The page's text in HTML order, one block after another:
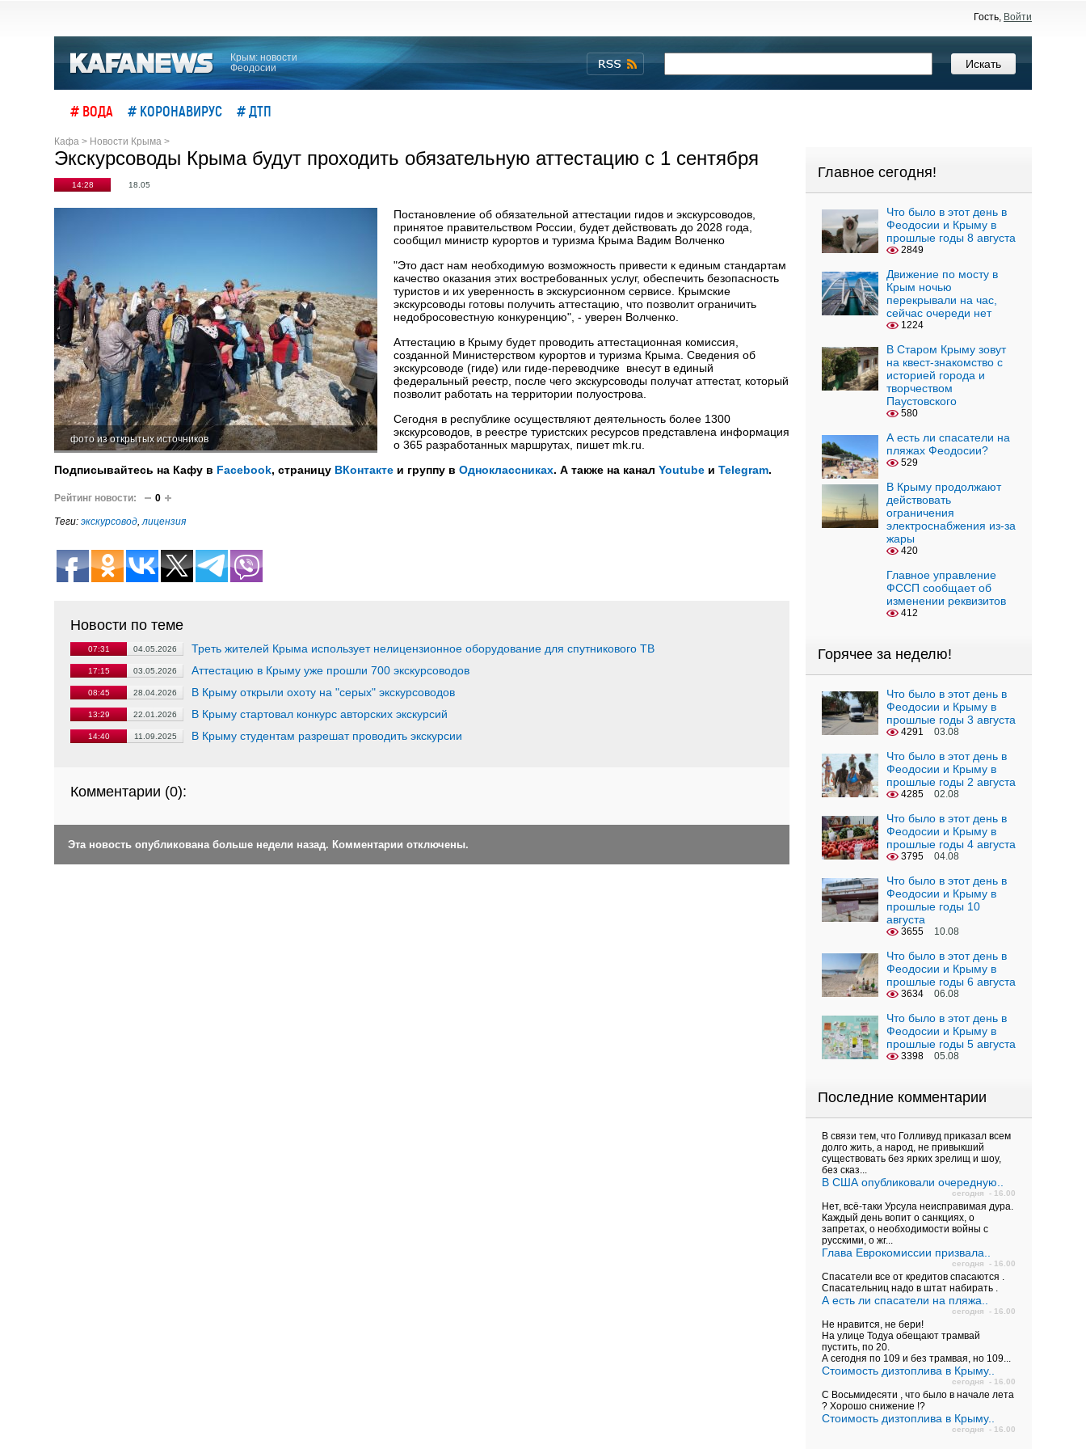
Гость, Войти
Крым: новости
Феодосии
# ВОДА # КОРОНАВИРУС # ДТП
Кафа > Новости Крыма >
Экскурсоводы Крыма будут проходить обязательную аттестацию с 1 сентября
14:28 18.05
фото из открытых источников
Постановление об обязательной аттестации гидов и экскурсоводов,
принятое правительством России, будет действовать до 2028 года,
сообщил министр курортов и туризма Крыма Вадим Волченко
"Это даст нам необходимую возможность привести к единым стандартам
качество оказания этих востребованных услуг, обеспечить безопасность
туристов и их уверенность в экскурсионном сервисе. Крымские
экскурсоводы готовы получить аттестацию, что позволит ограничить
недобросовестную конкуренцию", - уверен Волченко.
Аттестацию в Крыму будет проводить аттестационная комиссия,
созданной Министерством курортов и туризма Крыма. Сведения об
экскурсоводе (гиде) или гиде-переводчике внесут в единый
федеральный реестр, после чего экскурсоводы получат аттестат, который
позволит работать на территории полуострова.
Сегодня в республике осуществляют деятельность более 1300
экскурсоводов, в реестре туристских ресурсов представлена информация
о 365 разработанных маршрутах, пишет mk.ru.
Подписывайтесь на Кафу в Facebook, страницу ВКонтакте и группу в Одноклассниках. А также на канал Youtube и Telegram.
Рейтинг новости: 0
Теги: экскурсовод,лицензия
Новости по теме
07:31 04.05.2026 Треть жителей Крыма использует нелицензионное оборудование для спутникового ТВ
17:15 03.05.2026 Аттестацию в Крыму уже прошли 700 экскурсоводов
08:45 28.04.2026 В Крыму открыли охоту на "серых" экскурсоводов
13:29 22.01.2026 В Крыму стартовал конкурс авторских экскурсий
14:40 11.09.2025 В Крыму студентам разрешат проводить экскурсии
Комментарии (0):
Эта новость опубликована больше недели назад. Комментарии отключены.
Главное сегодня!
Что было в этот день в
Феодосии и Крыму в
прошлые годы 8 августа
2849
Движение по мосту в
Крым ночью
перекрывали на час,
сейчас очереди нет
1224
В Старом Крыму зовут
на квест-знакомство с
историей города и
творчеством
Паустовского
580
А есть ли спасатели на
пляжах Феодосии?
529
В Крыму продолжают
действовать
ограничения
электроснабжения из-за
жары
420
Главное управление
ФССП сообщает об
изменении реквизитов
412
Горячее за неделю!
Что было в этот день в
Феодосии и Крыму в
прошлые годы 3 августа
4291 03.08
Что было в этот день в
Феодосии и Крыму в
прошлые годы 2 августа
4285 02.08
Что было в этот день в
Феодосии и Крыму в
прошлые годы 4 августа
3795 04.08
Что было в этот день в
Феодосии и Крыму в
прошлые годы 10
августа
3655 10.08
Что было в этот день в
Феодосии и Крыму в
прошлые годы 6 августа
3634 06.08
Что было в этот день в
Феодосии и Крыму в
прошлые годы 5 августа
3398 05.08
Последние комментарии
В связи тем, что Голливуд приказал всем
долго жить, а народ, не привыкший
существовать без ярких зрелищ и шоу,
без сказ...
В США опубликовали очередную..
сегодня - 16.00
Нет, всё-таки Урсула неисправимая дура.
Каждый день вопит о санкциях, о
запретах, о необходимости войны с
русскими, о жг...
Глава Еврокомиссии призвала..
сегодня - 16.00
Спасатели все от кредитов спасаются .
Спасательниц надо в штат набирать .
А есть ли спасатели на пляжа..
сегодня - 16.00
Не нравится, не бери!
На улице Тодуа обещают трамвай
пустить, по 20.
А сегодня по 109 и без трамвая, но 109...
Стоимость дизтоплива в Крыму..
сегодня - 16.00
С Восьмидесяти , что было в начале лета
? Хорошо снижение !?
Стоимость дизтоплива в Крыму..
сегодня - 16.00